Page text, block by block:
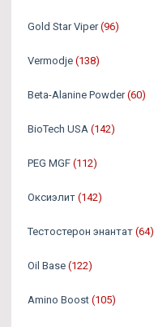
Gold Star Viper (96)
Vermodje (138)
Beta-Alanine Powder (60)
BioTech USA (142)
PEG MGF (112)
Оксиэлит (142)
Тестостерон энантат (64)
Oil Base (122)
Amino Boost (105)